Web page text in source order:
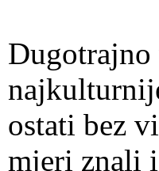
Dugotrajno
ostati bez
mjeri znali